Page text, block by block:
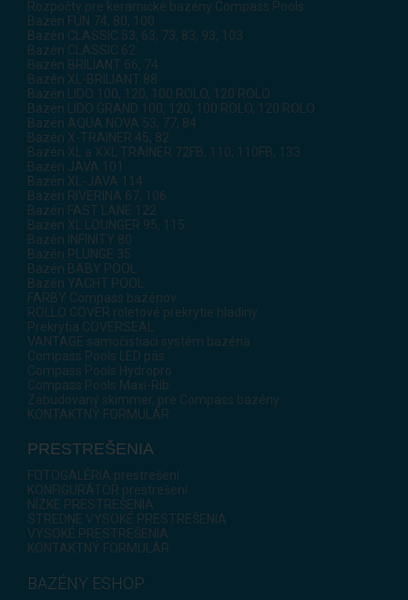
Rozpočty pre keramické bazény Compass Pools
Bazén FUN 74, 80, 100
Bazén CLASSIC 53, 63, 73, 83, 93, 103
Bazén CLASSIC 62
Bazén BRILIANT 66, 74
Bazén XL-BRILIANT 88
Bazén LIDO 100, 120, 100 ROLO, 120 ROLO
Bazén LIDO GRAND 100, 120, 100 ROLO, 120 ROLO
Bazén AQUA NOVA 53, 77, 84
Bazén X-TRAINER 45, 82
Bazén XL a XXL TRAINER 72FB, 110, 110FB, 133
Bazén JAVA 101
Bazén XL-JAVA 114
Bazén RIVERINA 67, 106
Bazén FAST LANE 122
Bazén XL LOUNGER 95, 115
Bazén INFINITY 80
Bazén PLUNGE 35
Bazén BABY POOL
Bazén YACHT POOL
FARBY Compass bazénov
ROLLO COVER roletové prekrytie hladiny
Prekrytia COVERSEAL
VANTAGE samočistiaci systém bazéna
Compass Pools LED pás
Compass Pools Hydropro
Compass Pools Maxi-Rib
Zabudovaný skimmer, pre Compass bazény
KONTAKTNÝ FORMULÁR
PRESTREŠENIA
FOTOGALÉRIA prestrešení
KONFIGURÁTOR prestrešení
NÍZKE PRESTREŠENIA
STREDNE VYSOKÉ PRESTREŠENIA
VYSOKÉ PRESTREŠENIA
KONTAKTNÝ FORMULÁR
BAZÉNY ESHOP